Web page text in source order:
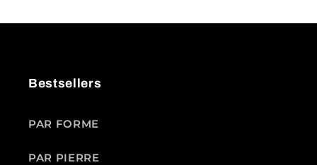
Bestsellers
PAR FORME
PAR PIERRE